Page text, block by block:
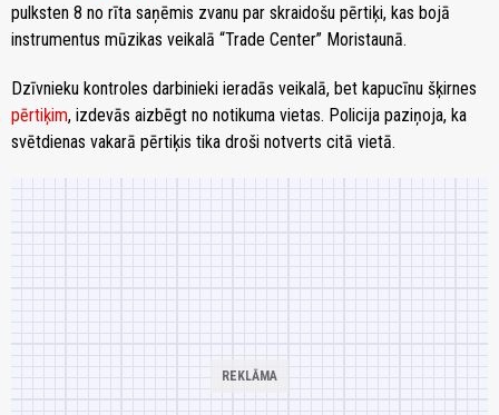
pulksten 8 no rīta saņēmis zvanu par skraidošu pērtiķi, kas bojā
instrumentus mūzikas veikalā “Trade Center” Moristaunā.
Dzīvnieku kontroles darbinieki ieradās veikalā, bet kapucīnu šķirnes
pērtiķim, izdevās aizbēgt no notikuma vietas. Policija paziņoja, ka
svētdienas vakarā pērtiķis tika droši notverts citā vietā.